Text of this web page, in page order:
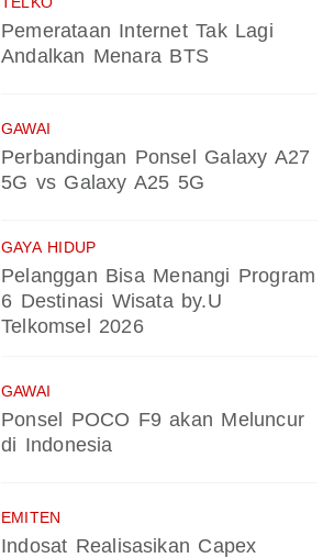
Pemerataan Internet Tak Lagi
Andalkan Menara BTS
GAWAI
Perbandingan Ponsel Galaxy A27
5G vs Galaxy A25 5G
GAYA HIDUP
Pelanggan Bisa Menangi Program
6 Destinasi Wisata by.U
Telkomsel 2026
GAWAI
Ponsel POCO F9 akan Meluncur
di Indonesia
EMITEN
Indosat Realisasikan Capex